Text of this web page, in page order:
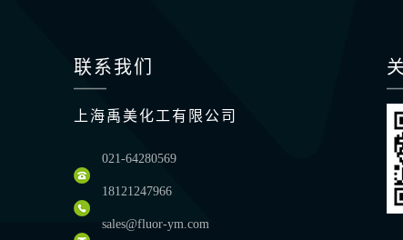
联系我们
上海禹美化工有限公司
021-64280569
18121247966
sales@fluor-ym.com